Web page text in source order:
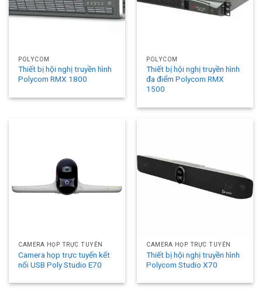
POLYCOM
Thiết bị hội nghị truyền hình
Polycom RMX 1800
POLYCOM
Thiết bị hội nghị truyền hình
đa điểm Polycom RMX
1500
CAMERA HỌP TRỰC TUYẾN
Camera họp trực tuyến kết
nối USB Poly Studio E70
CAMERA HỌP TRỰC TUYẾN
Thiết bị hội nghị truyền hình
Polycom Studio X70